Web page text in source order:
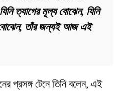
ত্যাগের মূল্য বোঝেন, যিনি
তাঁর জন্যই আজ এই
প্রসঙ্গ টেনে তিনি বলেন, এই